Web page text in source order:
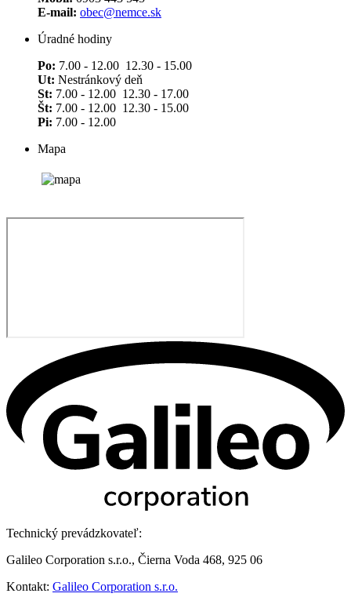
E-mail: obec@nemce.sk
Úradné hodiny
Po: 7.00 - 12.00 12.30 - 15.00
Ut: Nestránkový deň
St: 7.00 - 12.00 12.30 - 17.00
Št: 7.00 - 12.00 12.30 - 15.00
Pi: 7.00 - 12.00
Mapa
Technický prevádzkovateľ:
Galileo Corporation s.r.o., Čierna Voda 468, 925 06
Kontakt: Galileo Corporation s.r.o.